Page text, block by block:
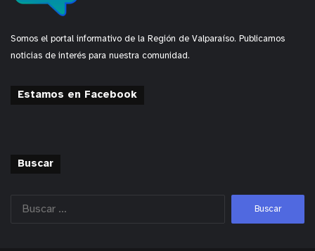
Somos el portal informativo de la Región de Valparaíso. Publicamos
noticias de interés para nuestra comunidad.
Estamos en Facebook
Buscar